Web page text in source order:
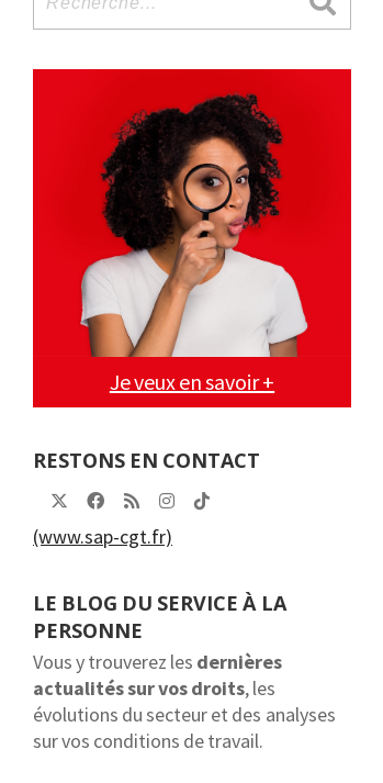
pour
Je veux en savoir +
RESTONS EN CONTACT
(www.sap-cgt.fr)
LE BLOG DU SERVICE À LA
PERSONNE
Vous y trouverez les dernières
actualités sur vos droits, les
évolutions du secteur et des analyses
sur vos conditions de travail.